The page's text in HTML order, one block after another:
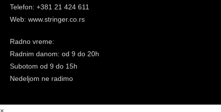
Telefon: +381 21 424 611
Web: www.stringer.co.rs
Radno vreme:
Radnim danom: od 9 do 20h
Subotom od 9 do 15h
Nedeljom ne radimo